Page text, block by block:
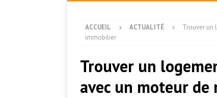
ACCUEIL ACTUALITÉ
Trouver un
immobilier
Trouver un
avec un moteur